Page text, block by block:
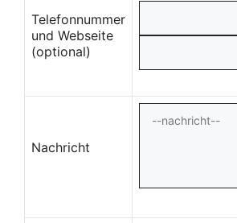
Telefonnummer
und Webseite
(optional)
Nachricht